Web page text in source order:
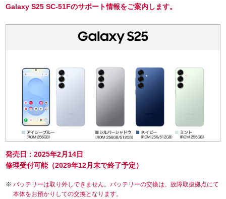
Galaxy S25 SC-51Fのサポート情報をご案内します。
発売日：2025年2月14日
修理受付可能（2029年12月末で終了予定）
バッテリーは取り外しできません。バッテリーの交換は、故障取扱拠点にて
本体をお預かりしての交換となります。